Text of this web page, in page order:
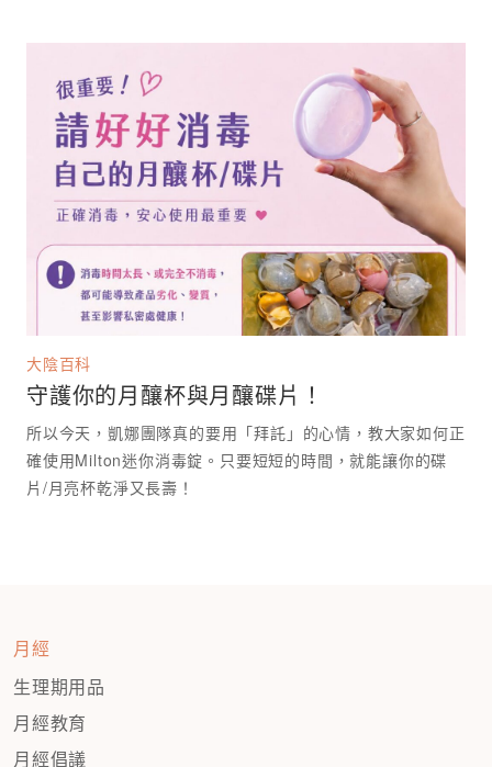
大陰百科
守護你的月釀杯與月釀碟片！
所以今天，凱娜團隊真的要用「拜託」的心情，教大家如何正
確使用Milton迷你消毒錠。只要短短的時間，就能讓你的碟
月經
生理期用品
月經教育
月經倡議